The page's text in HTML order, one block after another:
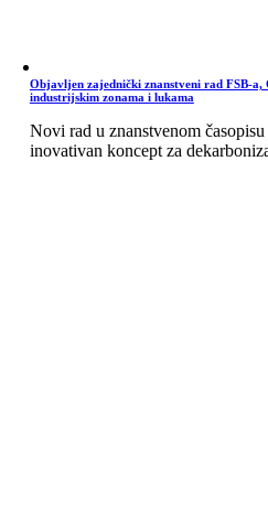
Objavljen zajednički znanstveni rad FSB-
industrijskim zonama i lukama
Novi rad u znanstvenom
inovativan koncept za